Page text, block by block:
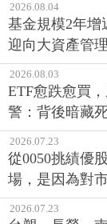
2026.08.04
基金規模2年增
迎向大資產管
2026.08.03
ETF愈跌愈買
警：背後暗藏
2026.07.23
從0050挑績優
場，是因為對
2026.07.23